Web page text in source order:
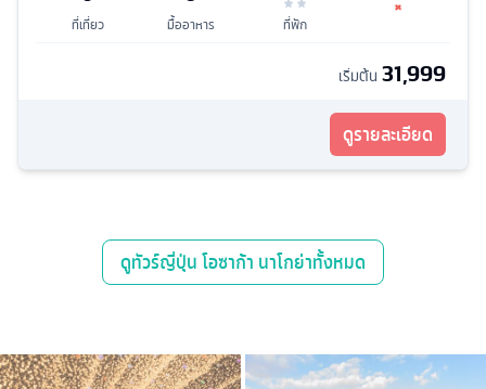
ที่เที่ยว มื้ออาหาร ที่พัก
เริ่มต้น 31,999
ดูรายละเอียด
ดูทัวร์ญี่ปุ่น โอซาก้า นาโกย่าทั้งหมด